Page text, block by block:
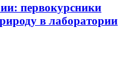
первокурсники
в лаборатории